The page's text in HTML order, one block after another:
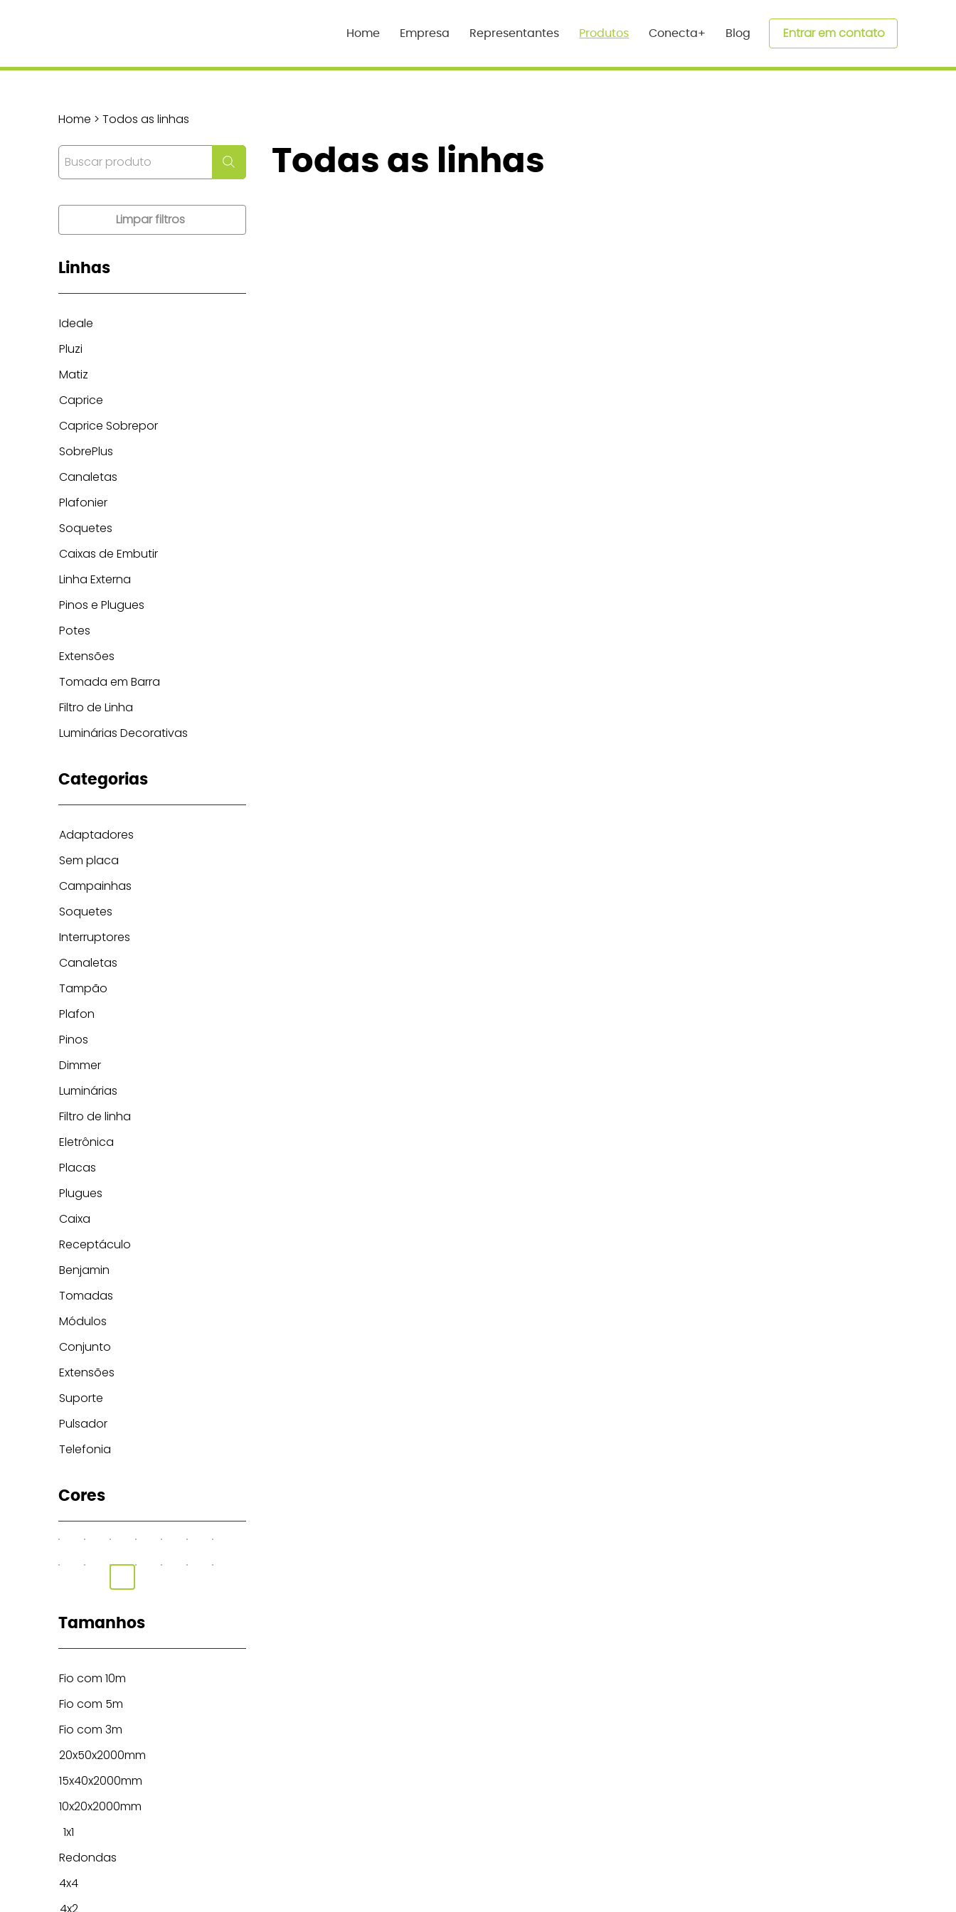
Home Empresa Representantes Produtos Conecta+ Blog Entrar em contato
Todas as linhas
Home > Todos as linhas
Tamanhos
Fio com 10m
Fio com 5m
Fio com 3m
20x50x2000mm
15x40x2000mm
10x20x2000mm
1x1
Redondas
4x4
Ideale
Pluzi
Matiz
Caprice
Caprice Sobrepor
SobrePlus
Canaletas
Plafonier
Soquetes
Caixas de Embutir
Linha Externa
Pinos e Plugues
Potes
Extensões
Tomada em Barra
Filtro de Linha
Luminárias Decorativas
Linhas
Categorias
Adaptadores
Sem placa
Campainhas
Soquetes
Interruptores
Canaletas
Tampão
Plafon
Pinos
Dimmer
Luminárias
Filtro de linha
Eletrônica
Placas
Plugues
Caixa
Receptáculo
Benjamin
Tomadas
Módulos
Conjunto
Extensões
Suporte
Pulsador
Telefonia
Cores
Limpar filtros